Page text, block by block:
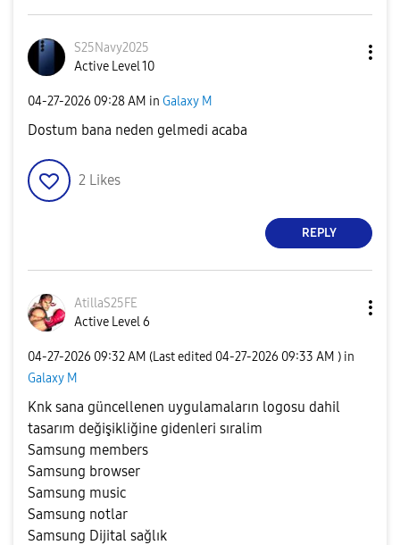
S25Navy2025
Active Level 10
‎04-27-2026 09:28 AM in Galaxy M
Dostum bana neden gelmedi acaba
2 Likes
REPLY
AtillaS25FE
Active Level 6
‎04-27-2026 09:32 AM (Last edited ‎04-27-2026 09:33 AM ) in
Galaxy M
Knk sana güncellenen uygulamaların logosu dahil
tasarım değişikliğine gidenleri sıralim
Samsung members
Samsung browser
Samsung music
Samsung notlar
Samsung Dijital sağlık